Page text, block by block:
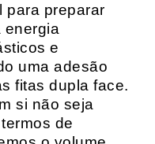
para preparar
energia
e
uma adesão
fitas dupla face.
si não seja
de